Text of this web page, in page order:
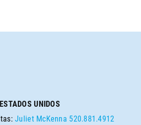
ESTADOS UNIDOS
Juliet McKenna 520.881.4912